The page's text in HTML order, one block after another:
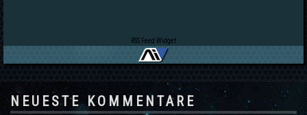
RSS Feed Widget
NEUESTE KOMMENTARE